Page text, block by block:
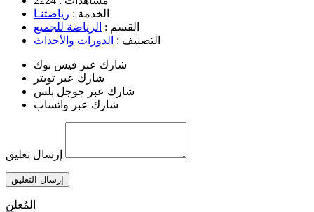
الخدمة : رياضتنـا
القسم : الرياضة للجميع
التصنيف : الدورات والأحداث
شارك عبر فيس بوك
شارك عبر تويتر
شارك عبر جوجل بلس
شارك عبر واتساب
إرسال تعليق
إرسال التعليق
المُعلن